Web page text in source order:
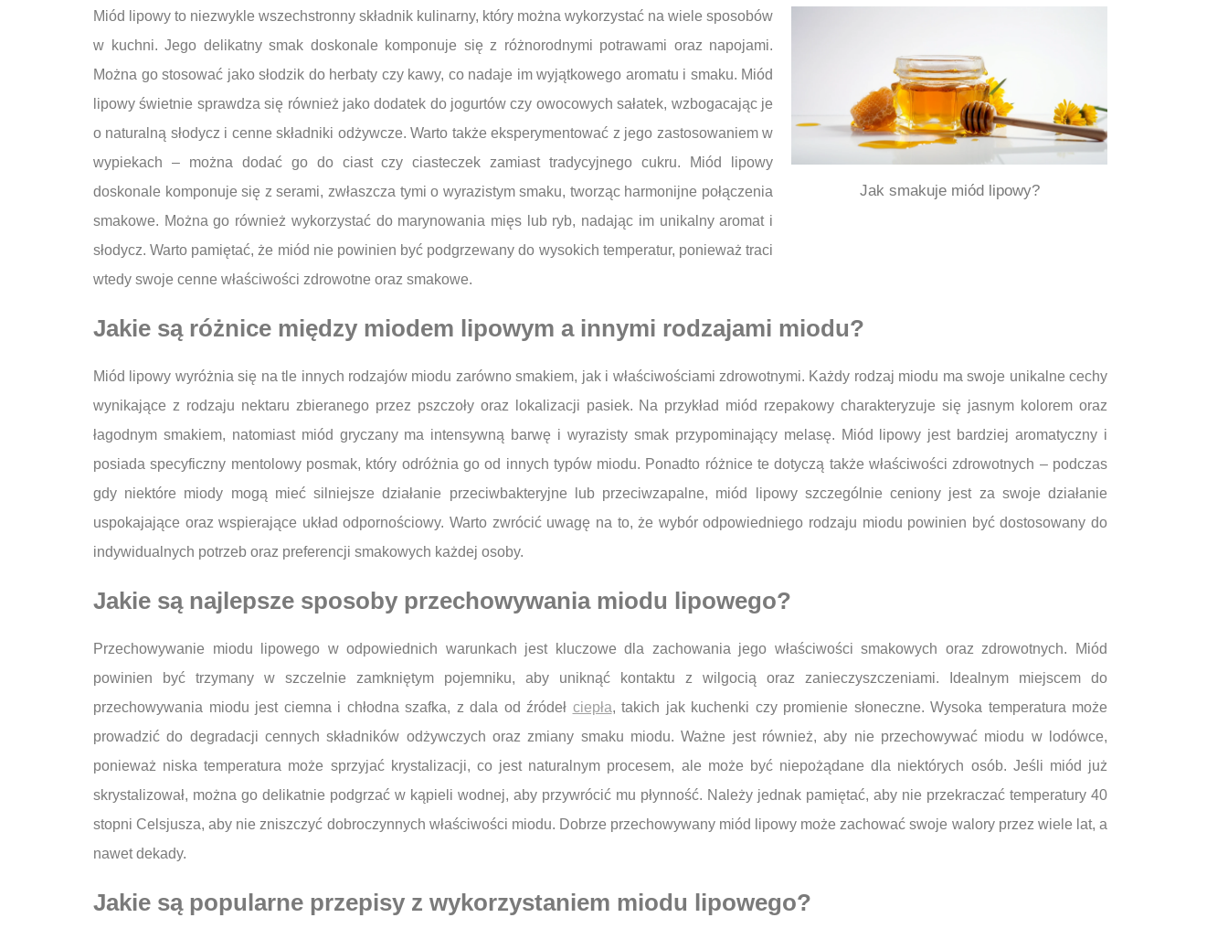
Jak smakuje miód lipowy?
Miód lipowy to niezwykle wszechstronny składnik kulinarny, który można wykorzystać na wiele sposobów
w kuchni. Jego delikatny smak doskonale komponuje się z różnorodnymi potrawami oraz napojami.
Można go stosować jako słodzik do herbaty czy kawy, co nadaje im wyjątkowego aromatu i smaku. Miód
lipowy świetnie sprawdza się również jako dodatek do jogurtów czy owocowych sałatek, wzbogacając je
o naturalną słodycz i cenne składniki odżywcze. Warto także eksperymentować z jego zastosowaniem w
wypiekach – można dodać go do ciast czy ciasteczek zamiast tradycyjnego cukru. Miód lipowy
doskonale komponuje się z serami, zwłaszcza tymi o wyrazistym smaku, tworząc harmonijne połączenia
smakowe. Można go również wykorzystać do marynowania mięs lub ryb, nadając im unikalny aromat i
słodycz. Warto pamiętać, że miód nie powinien być podgrzewany do wysokich temperatur, ponieważ traci
wtedy swoje cenne właściwości zdrowotne oraz smakowe.
Jakie są różnice między miodem lipowym a innymi rodzajami miodu?
Miód lipowy wyróżnia się na tle innych rodzajów miodu zarówno smakiem, jak i właściwościami zdrowotnymi. Każdy rodzaj miodu ma swoje unikalne cechy
wynikające z rodzaju nektaru zbieranego przez pszczoły oraz lokalizacji pasiek. Na przykład miód rzepakowy charakteryzuje się jasnym kolorem oraz
łagodnym smakiem, natomiast miód gryczany ma intensywną barwę i wyrazisty smak przypominający melasę. Miód lipowy jest bardziej aromatyczny i
posiada specyficzny mentolowy posmak, który odróżnia go od innych typów miodu. Ponadto różnice te dotyczą także właściwości zdrowotnych – podczas
gdy niektóre miody mogą mieć silniejsze działanie przeciwbakteryjne lub przeciwzapalne, miód lipowy szczególnie ceniony jest za swoje działanie
uspokajające oraz wspierające układ odpornościowy. Warto zwrócić uwagę na to, że wybór odpowiedniego rodzaju miodu powinien być dostosowany do
indywidualnych potrzeb oraz preferencji smakowych każdej osoby.
Jakie są najlepsze sposoby przechowywania miodu lipowego?
Przechowywanie miodu lipowego w odpowiednich warunkach jest kluczowe dla zachowania jego właściwości smakowych oraz zdrowotnych. Miód
powinien być trzymany w szczelnie zamkniętym pojemniku, aby uniknąć kontaktu z wilgocią oraz zanieczyszczeniami. Idealnym miejscem do
przechowywania miodu jest ciemna i chłodna szafka, z dala od źródeł ciepła, takich jak kuchenki czy promienie słoneczne. Wysoka temperatura może
prowadzić do degradacji cennych składników odżywczych oraz zmiany smaku miodu. Ważne jest również, aby nie przechowywać miodu w lodówce,
ponieważ niska temperatura może sprzyjać krystalizacji, co jest naturalnym procesem, ale może być niepożądane dla niektórych osób. Jeśli miód już
skrystalizował, można go delikatnie podgrzać w kąpieli wodnej, aby przywrócić mu płynność. Należy jednak pamiętać, aby nie przekraczać temperatury 40
stopni Celsjusza, aby nie zniszczyć dobroczynnych właściwości miodu. Dobrze przechowywany miód lipowy może zachować swoje walory przez wiele lat, a
nawet dekady.
Jakie są popularne przepisy z wykorzystaniem miodu lipowego?